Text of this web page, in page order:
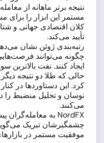
نتیجه برتر ماهانه از
مستمر این ابزار را برای
کلان اقتصادی جهانی و
تأیید می‌کند.
رتبه‌بندی ژوئن نشان
چگونه می‌توانند
ایجاد کنند. نفت بالاترین
حالی که طلا دو نتیجه
کرد. این دستاوردها در
می‌کنند.
چشمگیرشان تبریک
موفقیت مستمر در